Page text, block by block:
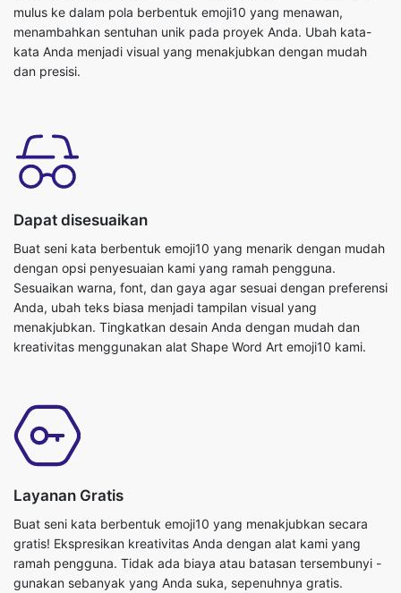
mulus ke dalam pola berbentuk emoji10 yang menawan,
menambahkan sentuhan unik pada proyek Anda. Ubah kata-
kata Anda menjadi visual yang menakjubkan dengan mudah
dan presisi.
Dapat disesuaikan
Buat seni kata berbentuk emoji10 yang menarik dengan mudah
dengan opsi penyesuaian kami yang ramah pengguna.
Sesuaikan warna, font, dan gaya agar sesuai dengan preferensi
Anda, ubah teks biasa menjadi tampilan visual yang
menakjubkan. Tingkatkan desain Anda dengan mudah dan
kreativitas menggunakan alat Shape Word Art emoji10 kami.
Layanan Gratis
Buat seni kata berbentuk emoji10 yang menakjubkan secara
gratis! Ekspresikan kreativitas Anda dengan alat kami yang
ramah pengguna. Tidak ada biaya atau batasan tersembunyi -
gunakan sebanyak yang Anda suka, sepenuhnya gratis.